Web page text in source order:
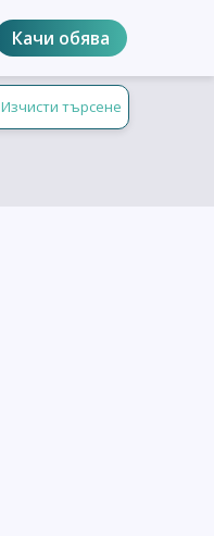
Качи обява
Изчисти търсене